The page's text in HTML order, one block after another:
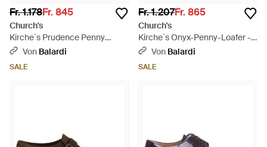
Fr. 1.178Fr. 845
Church's
Kirche`s Prudence Penny
Loafer - Schwarz
Von Balardi
SALE
Fr. 1.207Fr. 865
Church's
Kirche`s Onyx-Penny-Loafer -
Schwarz
Von Balardi
SALE